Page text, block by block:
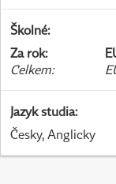
Školné:
Za rok:
Celkem:
Jazyk studia:
Česky, Anglicky